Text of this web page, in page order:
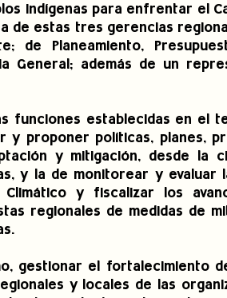
Indígenas para enfrentar el
de estas tres gerencias
de Planeamiento,
General; además de un
funciones establecidas en el
y proponer políticas, planes,
y mitigación, desde la
y la de monitorear y evaluar
Climático y fiscalizar los
regionales de medidas de
gestionar el fortalecimiento
y locales de las